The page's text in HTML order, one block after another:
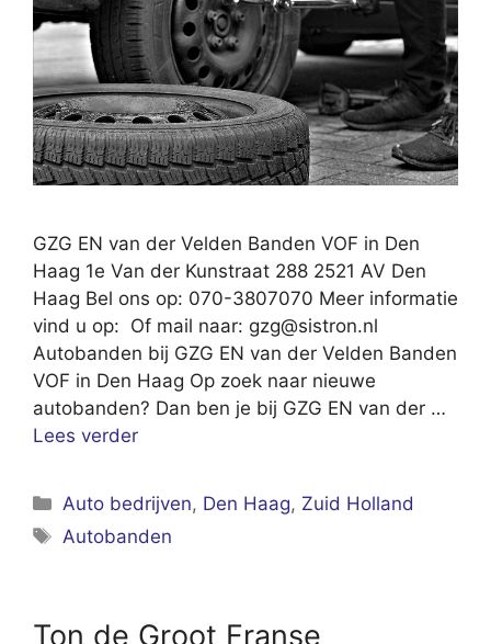
GZG EN van der Velden Banden VOF in Den
Haag 1e Van der Kunstraat 288 2521 AV Den
Haag Bel ons op: 070-3807070 Meer informatie
vind u op: Of mail naar: gzg@sistron.nl
Autobanden bij GZG EN van der Velden Banden
VOF in Den Haag Op zoek naar nieuwe
autobanden? Dan ben je bij GZG EN van der …
Lees verder
Categorieën
Auto bedrijven, Den Haag, Zuid Holland
Tags
Autobanden
Ton de Groot Franse